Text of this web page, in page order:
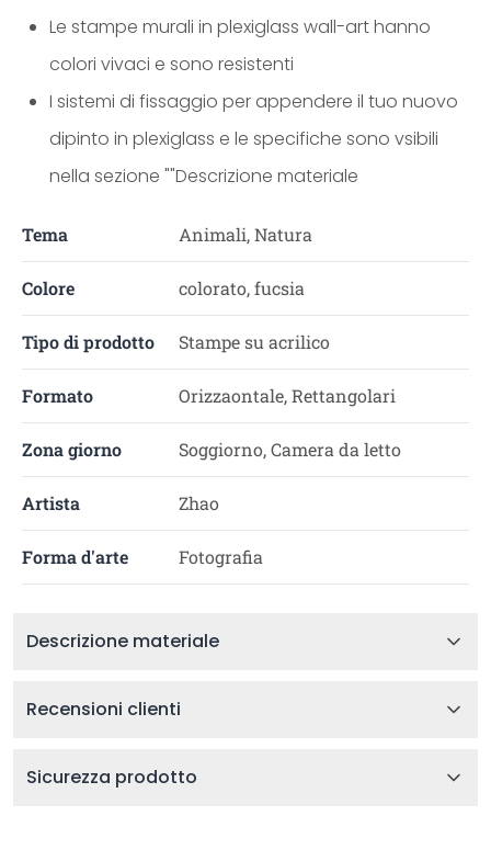
Le stampe murali in plexiglass wall-art hanno
colori vivaci e sono resistenti
I sistemi di fissaggio per appendere il tuo nuovo
dipinto in plexiglass e le specifiche sono vsibili
nella sezione ""Descrizione materiale
Tema Animali, Natura
Colore colorato, fucsia
Tipo di prodotto Stampe su acrilico
Formato Orizzaontale, Rettangolari
Zona giorno Soggiorno, Camera da letto
Artista Zhao
Forma d'arte Fotografia
Descrizione materiale
Recensioni clienti
Sicurezza prodotto